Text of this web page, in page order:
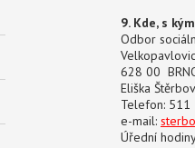
9. Kde, s
Odbor
628 00
Eliška
Telefon:
e-mail:
Úřední